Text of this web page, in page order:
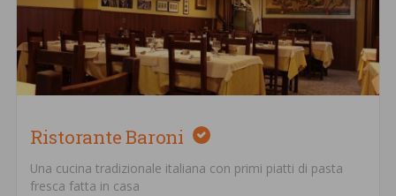
Ristorante Baroni
Una cucina tradizionale italiana con primi piatti di pasta
fresca fatta in casa